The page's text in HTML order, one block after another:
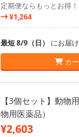
定期便ならもっとお得！
¥1,264
最短 8/9（日） にお届け
カ
【3個セット】動物
物用医薬品）
¥2,603